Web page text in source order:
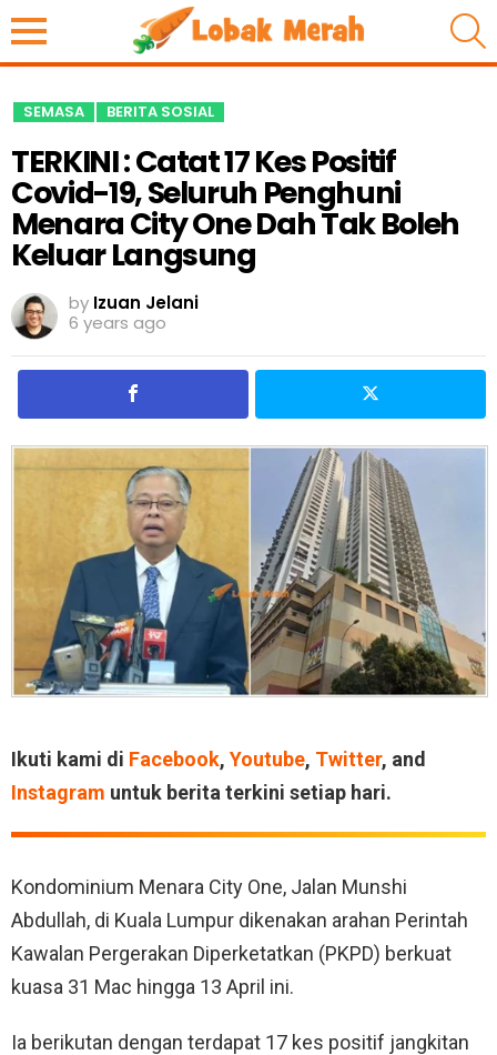
SEMASA BERITA SOSIAL
TERKINI : Catat 17 Kes Positif
Covid-19, Seluruh Penghuni
Menara City One Dah Tak Boleh
Keluar Langsung
by Izuan Jelani
6 years ago
Ikuti kami di Facebook, Youtube, Twitter, and
Instagram untuk berita terkini setiap hari.
Kondominium Menara City One, Jalan Munshi
Abdullah, di Kuala Lumpur dikenakan arahan Perintah
Kawalan Pergerakan Diperketatkan (PKPD) berkuat
kuasa 31 Mac hingga 13 April ini.
Ia berikutan dengan terdapat 17 kes positif jangkitan